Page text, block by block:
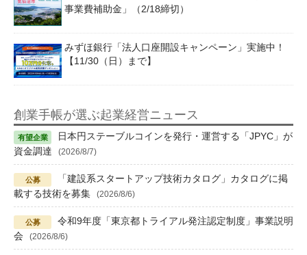
事業費補助金」（2/18締切）
みずほ銀行「法人口座開設キャンペーン」実施中！
【11/30（日）まで】
創業手帳が選ぶ起業経営ニュース
日本円ステーブルコインを発行・運営する「JPYC」が
資金調達
(2026/8/7)
「建設系スタートアップ技術カタログ」カタログに掲
載する技術を募集
(2026/8/6)
令和9年度「東京都トライアル発注認定制度」事業説明
会
(2026/8/6)